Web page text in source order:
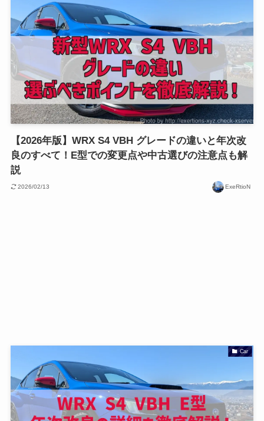
【2026年版】WRX S4 VBH グレードの違いと年次改
良のすべて！E型での変更点や中古選びの注意点も解
説
2026/02/13 ExeRtioN
Car